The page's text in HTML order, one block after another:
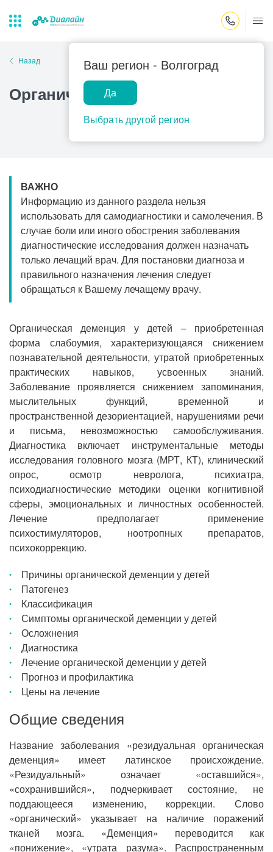
Ваш регион - Волгоград
Да
Выбрать другой регион
Лаборатории
Центр помощи
на дому
Закрыть поиск
Популярные запросы
Прием гинеколога
Прием гастроэнтеролога
Прием офтальмолога
Прием уролога
Прием хирурга
Прием кардиолога
Назад
Органическая деменция у детей
ВАЖНО
Информацию из данного раздела нельзя
использовать для самодиагностики и самолечения. В
случае боли или иного обострения заболевания
диагностические исследования должен назначать
только лечащий врач. Для постановки диагноза и
правильного назначения лечения следует
обращаться к Вашему лечащему врачу.
Органическая деменция у детей – приобретенная
форма слабоумия, характеризующаяся снижением
познавательной деятельности, утратой приобретенных
практических навыков, усвоенных знаний.
Заболевание проявляется снижением запоминания,
мыслительных функций, временной и
пространственной дезориентацией, нарушениями речи
и письма, невозможностью самообслуживания.
Диагностика включает инструментальные методы
исследования головного мозга (МРТ, КТ), клинический
опрос, осмотр невролога, психиатра,
психодиагностические методики оценки когнитивной
сферы, эмоциональных и личностных особенностей.
Лечение предполагает применение
психостимуляторов, ноотропных препаратов,
психокоррекцию.
Причины органической деменции у детей
Патогенез
Классификация
Симптомы органической деменции у детей
Осложнения
Диагностика
Лечение органической деменции у детей
Прогноз и профилактика
Цены на лечение
Общие сведения
Название заболевания «резидуальная органическая
деменция» имеет латинское происхождение.
«Резидуальный» означает «оставшийся»,
«сохранившийся», подчеркивает состояние, не
поддающееся изменению, коррекции. Слово
«органический» указывает на наличие поражений
тканей мозга. «Деменция» переводится как
«понижение», «утрата разума». Распространенным